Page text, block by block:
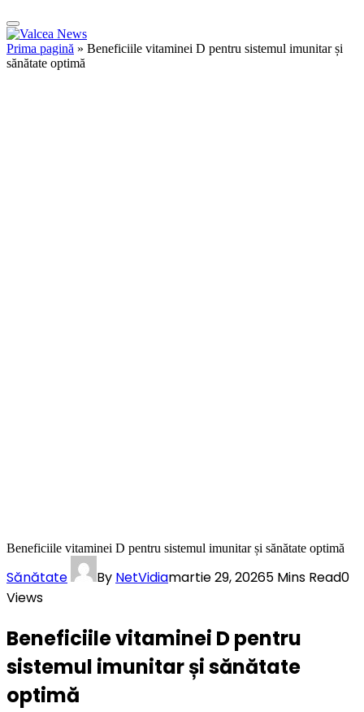
Prima pagină » Beneficiile vitaminei D pentru sistemul imunitar și
sănătate optimă
Beneficiile vitaminei D pentru sistemul imunitar și sănătate optimă
Sănătate By NetVidiamartie 29, 20265 Mins Read0
Views
Beneficiile vitaminei D pentru
sistemul imunitar și sănătate
optimă